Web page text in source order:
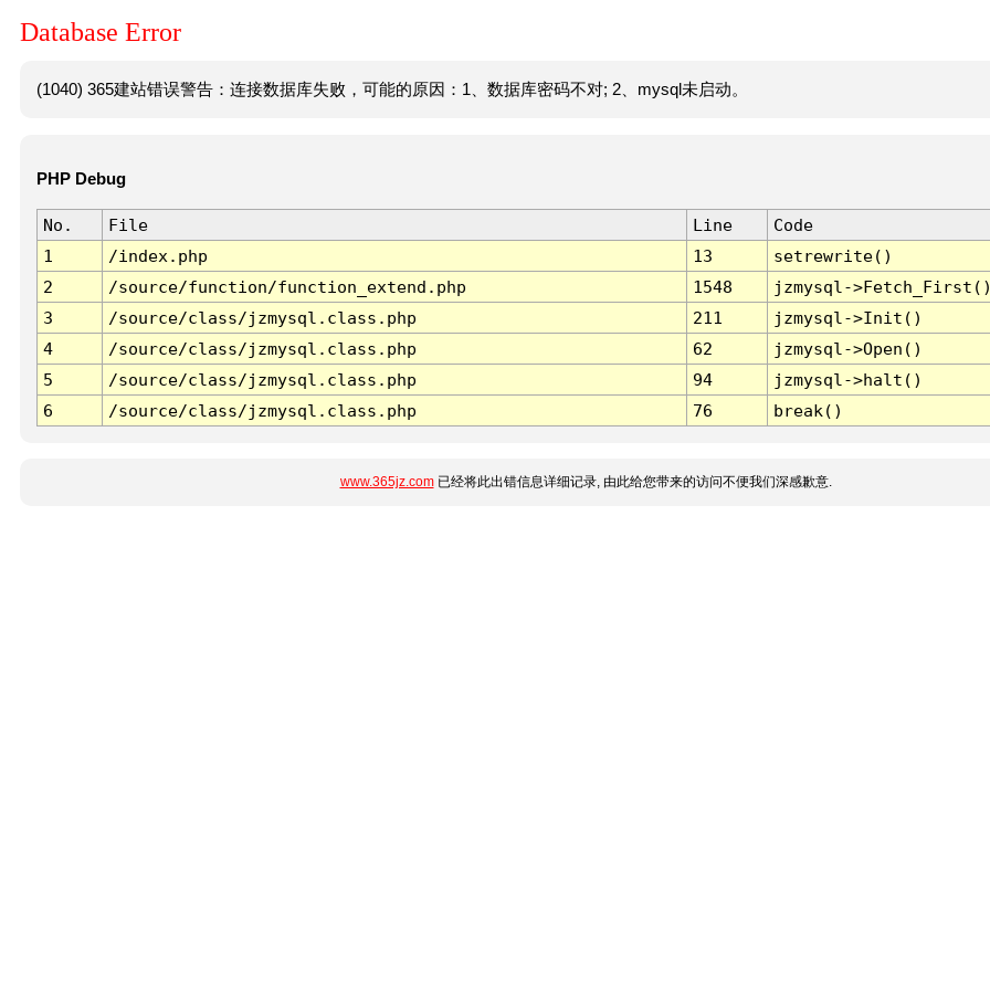
Database Error
(1040) 365建站错误警告：连接数据库失败，可能的原因：1、数据库密码不对; 2、mysql未启动。
PHP Debug
No. File Line
Code
1
/index.php 13
setrewrite()
2
/source/function/function_extend.php 1548
jzmysql-
3
/source/class/jzmysql.class.php 211
jzmysql->Init()
4
/source/class/jzmysql.class.php 62
jzmysql->Open()
5
/source/class/jzmysql.class.php 94
jzmysql->halt()
6
/source/class/jzmysql.class.php 76 break()
www.365jz.com已经将此出错信息详细记录, 由此给您带来的访问不便我们深感歉意.